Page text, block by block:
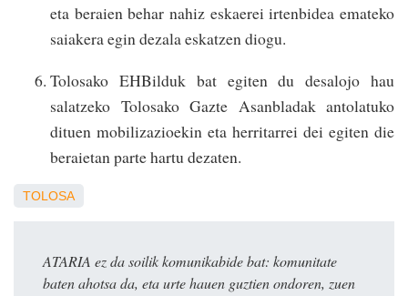
eta beraien behar nahiz eskaerei irtenbidea emateko
saiakera egin dezala eskatzen diogu.
Tolosako EHBilduk bat egiten du desalojo hau
salatzeko Tolosako Gazte Asanbladak antolatuko
dituen mobilizazioekin eta herritarrei dei egiten die
beraietan parte hartu dezaten.
TOLOSA
ATARIA ez da soilik komunikabide bat: komunitate
baten ahotsa da, eta urte hauen guztien ondoren, zuen